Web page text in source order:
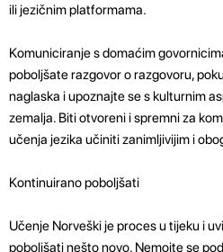
ili jezičnim platformama.
Komuniciranje s domaćim
poboljšate razgovor o razgovoru,
naglaska i upoznajte se s kulturnim
zemalja. Biti otvoreni i spremni za
učenja jezika učiniti zanimljivijim i
Kontinuirano poboljšati
Učenje Norveški je proces u tijeku i
poboljšati nešto novo. Nemojte se